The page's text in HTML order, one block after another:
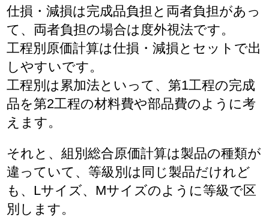
仕損・減損は完成品負担と両者負担があっ
て、両者負担の場合は度外視法です。
工程別原価計算は仕損・減損とセットで出
しやすいです。
工程別は累加法といって、第1工程の完成
品を第2工程の材料費や部品費のように考
えます。
それと、組別総合原価計算は製品の種類が
違っていて、等級別は同じ製品だけれど
も、Lサイズ、Mサイズのように等級で区
別します。